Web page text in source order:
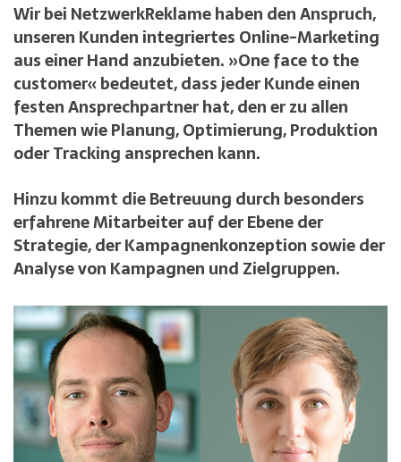
Wir bei NetzwerkReklame haben den Anspruch,
unseren Kunden integriertes Online-Marketing
aus einer Hand anzubieten. »One face to the
customer« bedeutet, dass jeder Kunde einen
festen Ansprechpartner hat, den er zu allen
Themen wie Planung, Optimierung, Produktion
oder Tracking ansprechen kann.
Hinzu kommt die Betreuung durch besonders
erfahrene Mitarbeiter auf der Ebene der
Strategie, der Kampagnenkonzeption sowie der
Analyse von Kampagnen und Zielgruppen.